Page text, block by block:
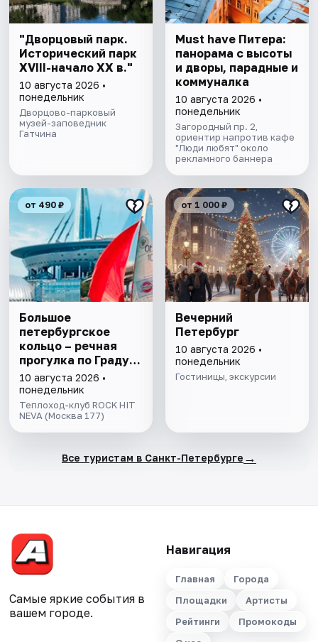
"Дворцовый парк.
Исторический парк
XVIII-начало XX в."
10 августа 2026 •
понедельник
Дворцово-парковый
музей-заповедник
Гатчина
Must have Питера:
панорама с высоты
и дворы, парадные и
коммуналка
10 августа 2026 •
понедельник
Загородный пр. 2,
ориентир напротив кафе
"Люди любят" около
рекламного баннера
от 490 ₽
Большое
петербургское
кольцо – речная
прогулка пo Граду
на Неве с
авторской
экскурсией и живой
музыкой в тёплом
салоне теплохода
10 августа 2026 •
понедельник
Теплоход-клуб ROCK HIT
NEVA (Москва 177)
от 1 000 ₽
Вечерний
Петербург
10 августа 2026 •
понедельник
Гостиницы, экскурсии
Все туристам в Санкт-Петербурге →
Самые яркие события в
вашем городе.
Навигация
Главная
Города
Площадки
Артисты
Рейтинги
Промокоды